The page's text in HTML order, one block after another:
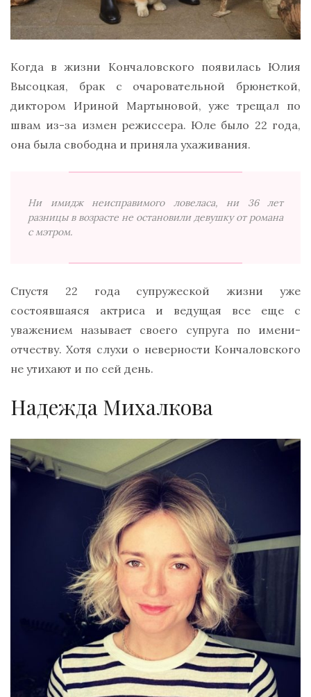
Когда в жизни Кончаловского появилась Юлия
Высоцкая, брак с очаровательной брюнеткой,
диктором Ириной Мартыновой, уже трещал по
швам из-за измен режиссера. Юле было 22 года,
она была свободна и приняла ухаживания.
Ни имидж неисправимого ловеласа, ни 36 лет
разницы в возрасте не остановили девушку от романа
с мэтром.
Спустя 22 года супружеской жизни уже
состоявшаяся актриса и ведущая все еще с
уважением называет своего супруга по имени-
отчеству. Хотя слухи о неверности Кончаловского
не утихают и по сей день.
Надежда Михалкова